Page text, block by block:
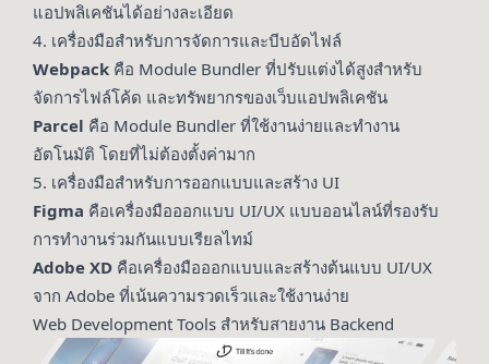
แอปพลิเคชันได้อย่างละเอียด
4. เครื่องมือสำหรับการจัดการและบีบอัดไฟล์
Webpack คือ Module Bundler ที่ปรับแต่งได้สูงสำหรับ
จัดการไฟล์โค้ด และทรัพยากรของเว็บแอปพลิเคชัน
Parcel คือ Module Bundler ที่ใช้งานง่ายและทำงาน
อัตโนมัติ โดยที่ไม่ต้องตั้งค่ามาก
5. เครื่องมือสำหรับการออกแบบและสร้าง UI
Figma คือเครื่องมือออกแบบ UI/UX แบบออนไลน์ที่รองรับ
การทำงานร่วมกันแบบเรียลไทม์
Adobe XD คือเครื่องมือออกแบบและสร้างต้นแบบ UI/UX
จาก Adobe ที่เน้นความรวดเร็วและใช้งานง่าย
Web Development Tools สำหรับสายงาน Backend